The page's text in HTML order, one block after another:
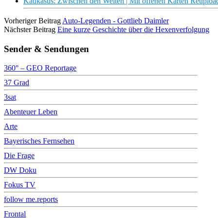
Vorheriger Beitrag Auto-Legenden - Gottlieb Daimler
Nächster Beitrag Eine kurze Geschichte über die Hexenverfolgung
Sender & Sendungen
360° – GEO Reportage
37 Grad
3sat
Abenteuer Leben
Arte
Bayerisches Fernsehen
Die Frage
DW Doku
Fokus TV
follow me.reports
Frontal